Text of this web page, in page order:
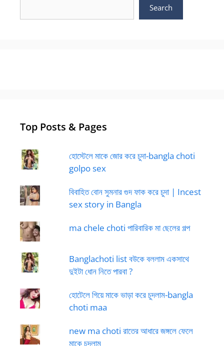
Search
Top Posts & Pages
হোস্টেলে মাকে জোর করে চুদা-bangla choti
golpo sex
বিবাহিত বোন সুমনার গুদ ফাক করে চুদা | Incest
sex story in Bangla
ma chele choti পারিবারিক মা ছেলের গল্প
Banglachoti list বউকে বললাম একসাথে
দুইটা ধোন নিতে পারবা ?
হোটেলে গিয়ে মাকে ভাড়া করে চুদলাম-bangla
choti maa
new ma choti রাতের আধারে জঙ্গলে ফেলে
মাকে চুদলাম